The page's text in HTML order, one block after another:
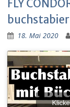
FLY
18. Mai 2020